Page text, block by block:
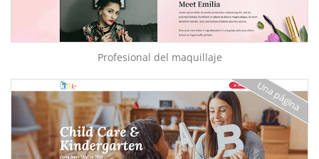
Profesional del maquillaje
Una página